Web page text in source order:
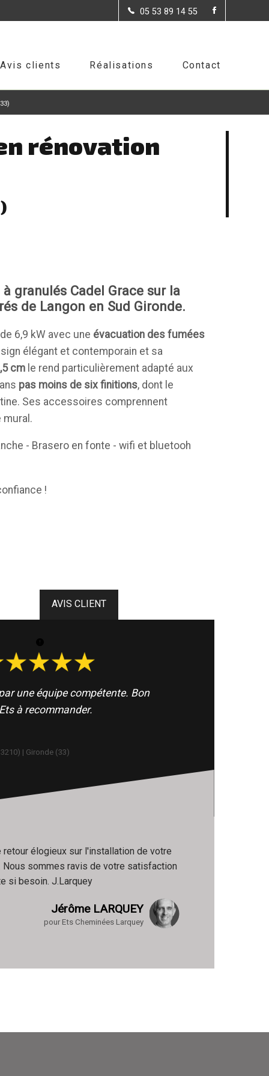
clients Réalisations Contact
rénovation
granulés Cadel Grace sur la
de Langon en Sud Gironde.
de 6,9 kW avec une évacuation des fumées
élégant et contemporain et sa
cmle rend particulièrement adapté aux
pas moins de six finitions, dont le
Ses accessoires comprennent
mural.
- Brasero en fonte - wifi et bluetooh
!
une équipe compétente. Bon
à recommander.
| Gironde (33)
retour élogieux sur l'installation de votre
Nous sommes ravis de votre satisfaction
si besoin. J.Larquey
Jérôme LARQUEY
pour Ets Cheminées Larquey